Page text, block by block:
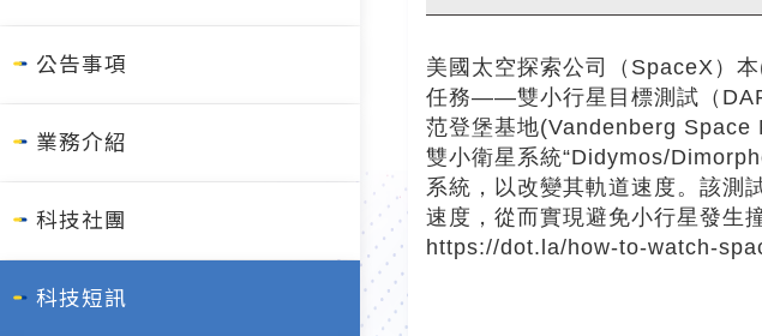
公告事項
業務介紹
科技社團
科技短訊
美國太空探索公司（SpaceX）
任務——雙小行星目標測試（
范登堡基地(Vandenberg Space
雙小衛星系統“Didymos/
系統，以改變其軌道速度。該測
速度，從而實現避免小行星發生
https://dot.la/how-to-watch-